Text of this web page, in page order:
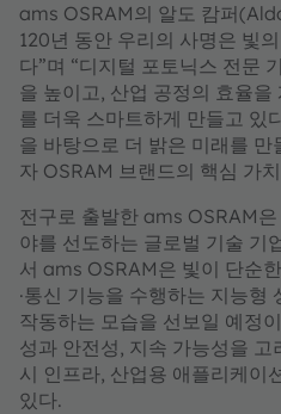
ams OSRAM의 알도 캄퍼
120년 동안 우리의 사명은 빛
다”며 “디지털 포토닉스 전문
을 높이고, 산업 공정의 효율
를 더욱 스마트하게 만들고 있
을 바탕으로 더 밝은 미래를
자 OSRAM 브랜드의 핵심 가
전구로 출발한 ams OSRAM
야를 선도하는 글로벌 기술 기
서 ams OSRAM은 빛이 단순
·통신 기능을 수행하는 지능형
작동하는 모습을 선보일 예정
성과 안전성, 지속 가능성을
시 인프라, 산업용 애플리케이
있다.